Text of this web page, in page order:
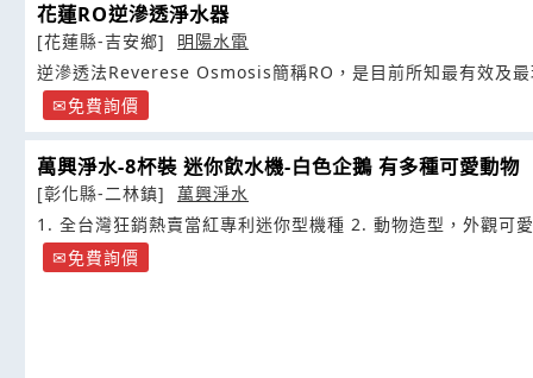
花蓮RO逆滲透淨水器
[花蓮縣-吉安鄉]
明陽水電
逆滲透法Reverese Osmosis簡稱RO，是目前所知最有效及
免費詢價
萬興淨水-8杯裝 迷你飲水機-白色企鵝 有多種可愛動物
[彰化縣-二林鎮]
萬興淨水
1. 全台灣狂銷熱賣當紅專利迷你型機種 2. 動物造型，外觀可愛
免費詢價